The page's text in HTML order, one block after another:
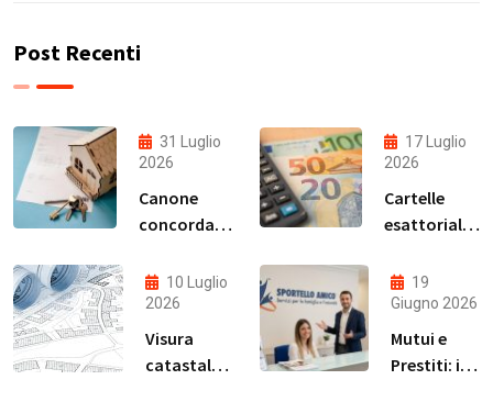
Post Recenti
31 Luglio
2026
Canone
concordato
quanto si
risparmia
davvero?
17 Luglio
2026
Cartelle
esattoriali:
possono
andare in
prescrizione
e come
10 Luglio
2026
Visura
catastale
19
Giugno 2026
Mutui e
Prestiti: il